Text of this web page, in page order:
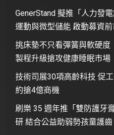
GenerStand 擬推「人力發
運動與微型儲能 啟動募資
挑床墊不只看彈簧與軟硬度
製程升級搶攻健康睡眠市場
技術司展30項高齡科技 促
約搶4億商機
刷樂 35 週年推「雙防護牙
研 結合公益助弱勢孩童護齒